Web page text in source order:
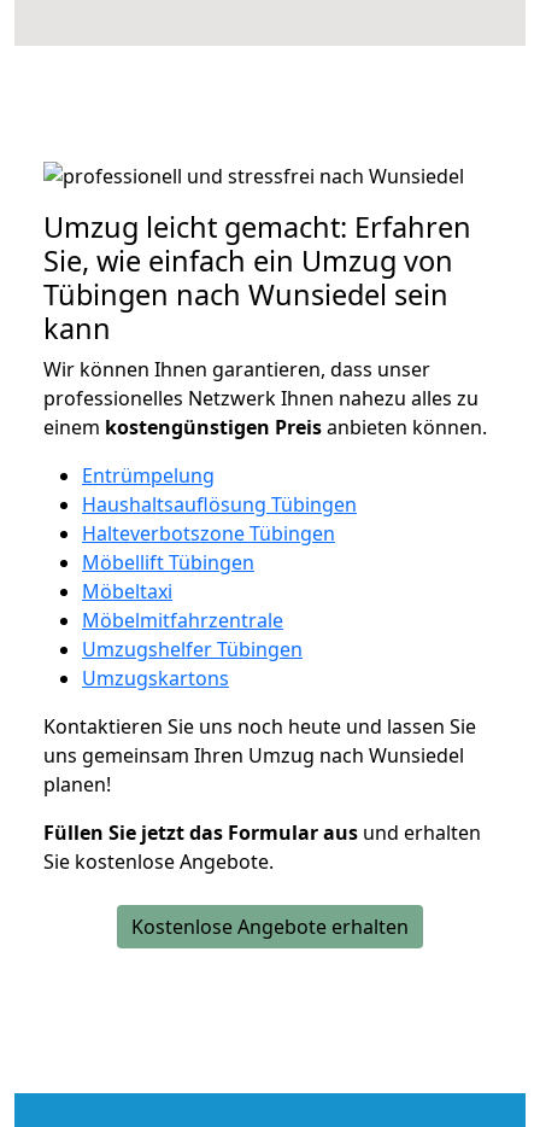
Umzug leicht gemacht: Erfahren
Sie, wie einfach ein Umzug von
Tübingen nach Wunsiedel sein
kann
Wir können Ihnen garantieren, dass unser
professionelles Netzwerk Ihnen nahezu alles zu
einem kostengünstigen Preisanbieten können.
Entrümpelung
Haushaltsauflösung Tübingen
Halteverbotszone Tübingen
Möbellift Tübingen
Möbeltaxi
Möbelmitfahrzentrale
Umzugshelfer Tübingen
Umzugskartons
Kontaktieren Sie uns noch heute und lassen Sie
uns gemeinsam Ihren Umzug nach Wunsiedel
planen!
Füllen Sie jetzt das Formular aus und erhalten
Sie kostenlose Angebote.
Kostenlose Angebote erhalten